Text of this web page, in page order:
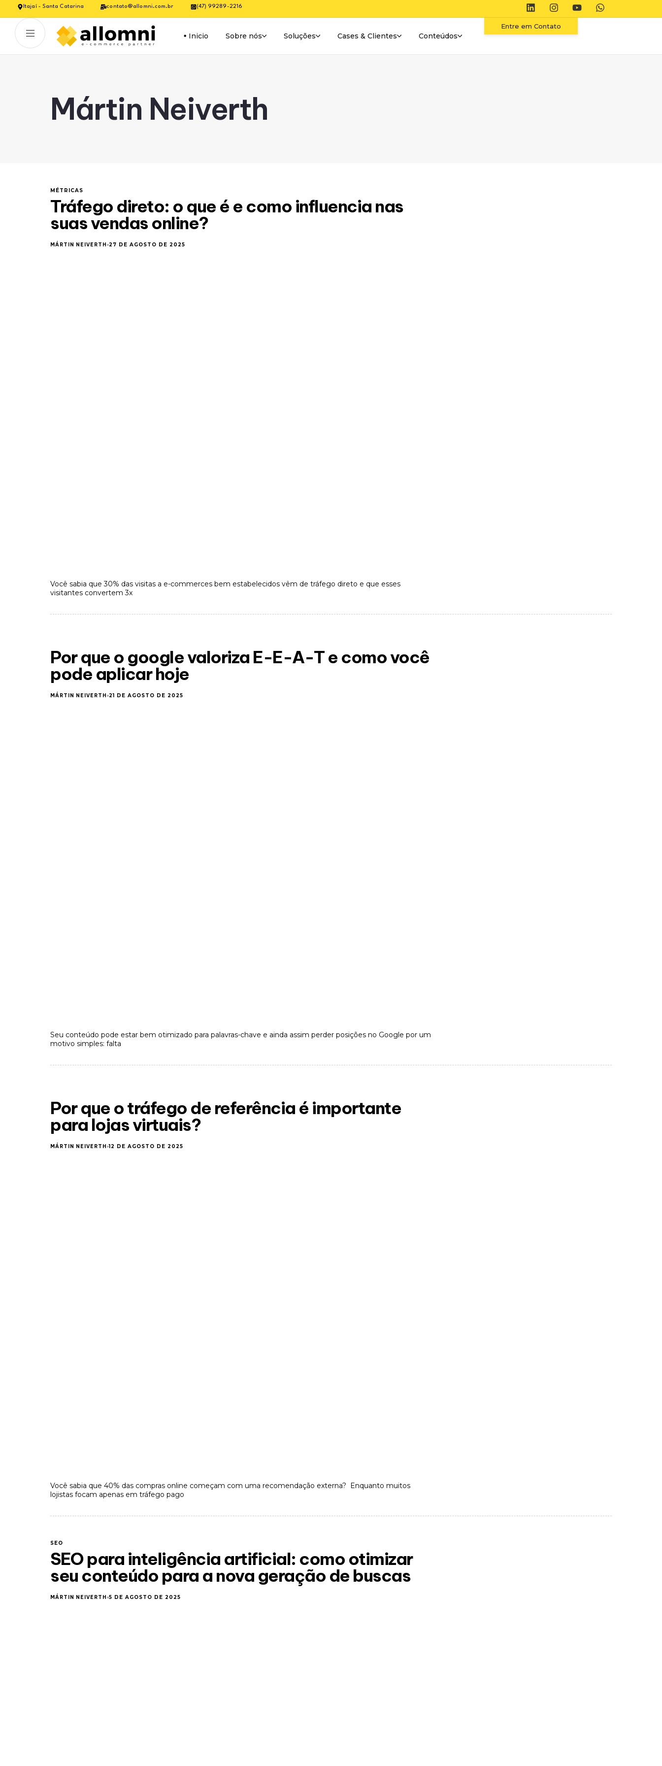
Itajaí - Santa Catarina contato@allomni.com.br (47) 99289-2216
Inicio Sobre nós Soluções Cases & Clientes Conteúdos
Entre em Contato
Mártin Neiverth
MÉTRICAS
Tráfego direto: o que é e como influencia nas
suas vendas online?
MÁRTIN NEIVERTH 27 DE AGOSTO DE 2025
Você sabia que 30% das visitas a e-commerces bem estabelecidos vêm de tráfego direto e que esses
visitantes convertem 3x
Por que o google valoriza E-E-A-T e como você
pode aplicar hoje
MÁRTIN NEIVERTH 21 DE AGOSTO DE 2025
Seu conteúdo pode estar bem otimizado para palavras-chave e ainda assim perder posições no Google por um
motivo simples: falta
Por que o tráfego de referência é importante
para lojas virtuais?
MÁRTIN NEIVERTH 12 DE AGOSTO DE 2025
Você sabia que 40% das compras online começam com uma recomendação externa? Enquanto muitos
lojistas focam apenas em tráfego pago
SEO
SEO para inteligência artificial: como otimizar
seu conteúdo para a nova geração de buscas
MÁRTIN NEIVERTH 5 DE AGOSTO DE 2025